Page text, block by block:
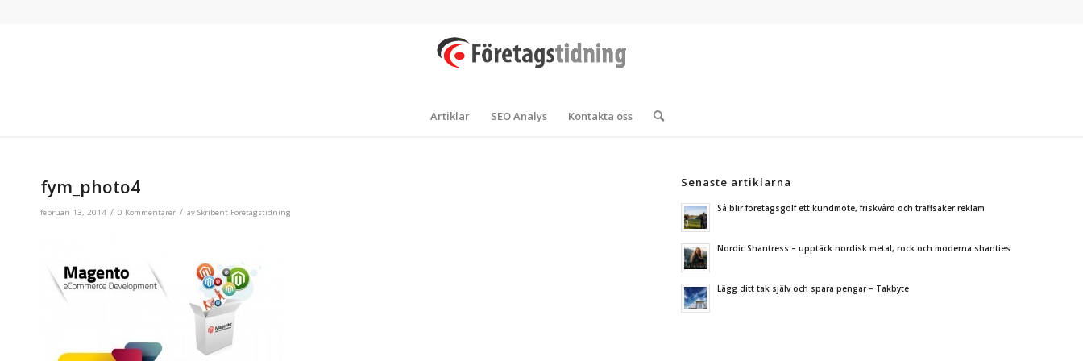
Artiklar SEO Analys Kontakta oss
fym_photo4
februari 13, 2014 / 0 Kommentarer / av Skribent Företagstidning
Senaste artiklarna
Så blir företagsgolf ett kundmöte, friskvård och träffsäker reklam
Nordic Shantress – upptäck nordisk metal, rock och moderna shanties
Lägg ditt tak själv och spara pengar – Takbyte